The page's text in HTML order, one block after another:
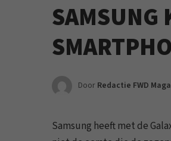
SAMSUNG
Door Redactie FWD
Samsung heeft met de